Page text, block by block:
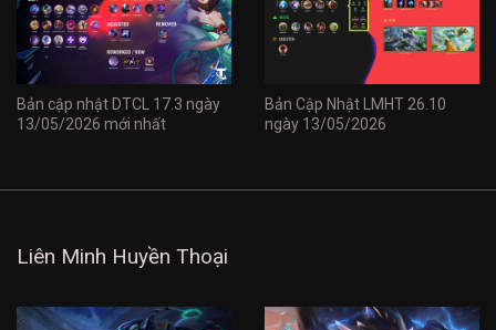
Bản cập nhật DTCL 17.3 ngày
13/05/2026 mới nhất
Bản Cập Nhật LMHT 26.10
ngày 13/05/2026
Liên Minh Huyền Thoại